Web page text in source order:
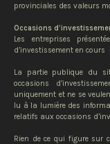
provinciales des valeurs
Occasions
Les entreprises
d’investissement en cours
La partie publique du
occasions
uniquement et ne se
lu à la lumière des
relatifs aux occasions
Rien de ce qui figure sur